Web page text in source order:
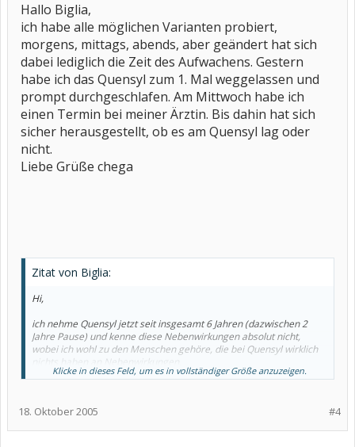
Hallo Biglia,
ich habe alle möglichen Varianten probiert,
morgens, mittags, abends, aber geändert hat sich
dabei lediglich die Zeit des Aufwachens. Gestern
habe ich das Quensyl zum 1. Mal weggelassen und
prompt durchgeschlafen. Am Mittwoch habe ich
einen Termin bei meiner Ärztin. Bis dahin hat sich
sicher herausgestellt, ob es am Quensyl lag oder
nicht.
Liebe Grüße chega
Zitat von Biglia:
Hi,
ich nehme Quensyl jetzt seit insgesamt 6 Jahren (dazwischen 2
Jahre Pause) und kenne diese Nebenwirkungen absolut nicht,
wobei ich wohl zu den Menschen gehöre, die bei Quensyl wirklich
nichts haben an Nebenwirkungen.
liegen. Wann nimmst du die Tablette denn ein?
Klicke in dieses Feld, um es in vollständiger Größe anzuzeigen.
#4
18. Oktober 2005